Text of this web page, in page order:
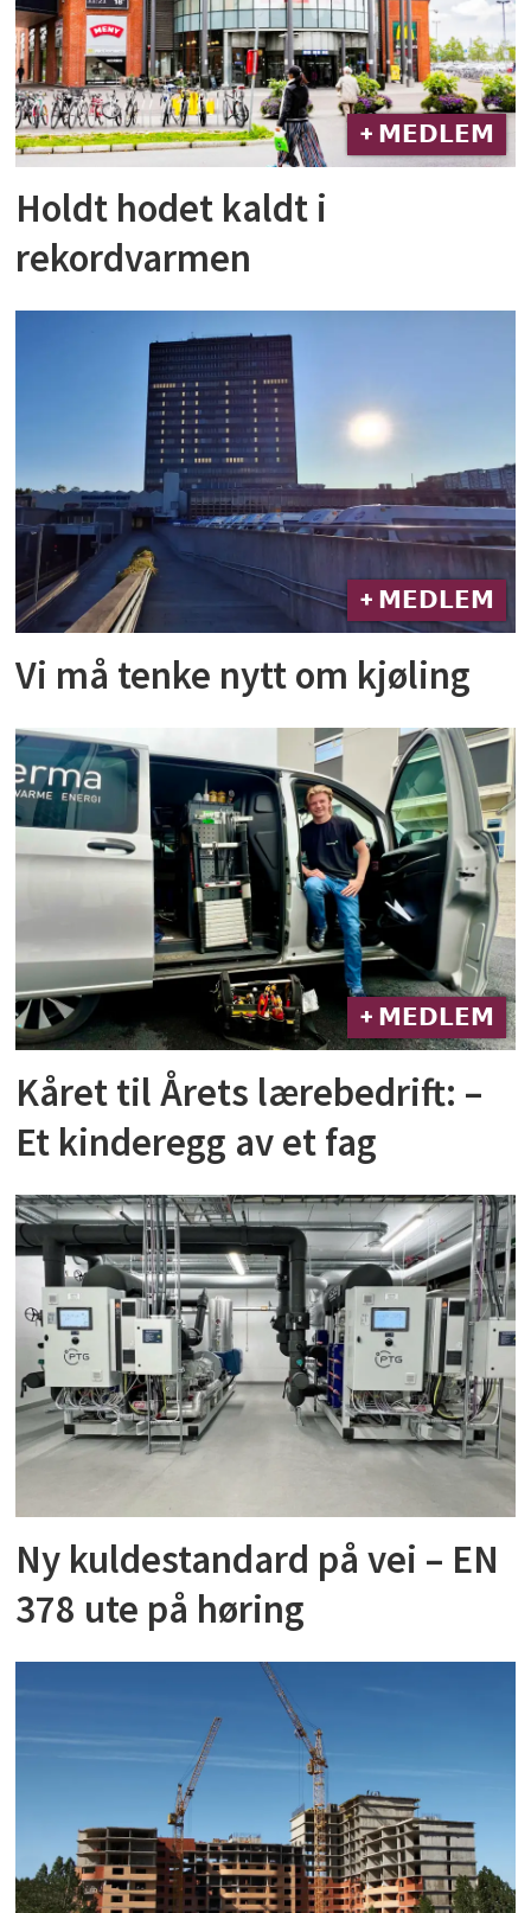
+ 𝗠𝗘𝗗𝗟𝗘𝗠
Holdt hodet kaldt i
rekordvarmen
+ 𝗠𝗘𝗗𝗟𝗘𝗠
Vi må tenke nytt om kjøling
+ 𝗠𝗘𝗗𝗟𝗘𝗠
Kåret til Årets lærebedrift: –
Et kinderegg av et fag
Ny kuldestandard på vei – EN
378 ute på høring